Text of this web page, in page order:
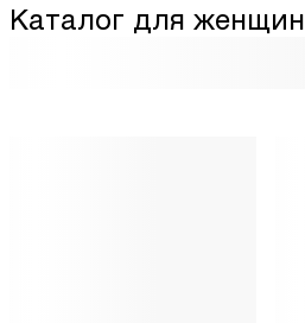
Каталог для женщин